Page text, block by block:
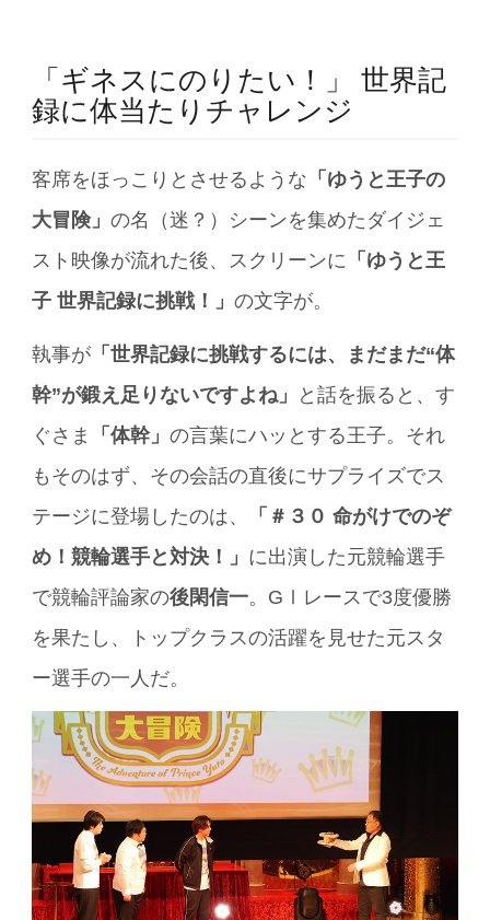
「ギネスにのりたい！」 世界記
録に体当たりチャレンジ
客席をほっこりとさせるような 「ゆうと王子の
大冒険」の名（迷？）シーンを集めたダイジェ
スト映像が流れた後、スクリーンに 「ゆうと王
子 世界記録に挑戦！」の文字が。
執事が 「世界記録に挑戦するには、まだまだ“体
幹”が鍛え足りないですよね」
と話を振ると、す
ぐさま
「体幹」の言葉にハッとする王子。それ
もそのはず、その会話の直後にサプライズでス
テージに登場したのは、
「＃３０ 命がけでのぞ
め！競輪選手と対決！」 に出演した元競輪選手
で競輪評論家の後閑信一。GⅠレースで3度優勝
を果たし、トップクラスの活躍を見せた元スタ
ー選手の一人だ。